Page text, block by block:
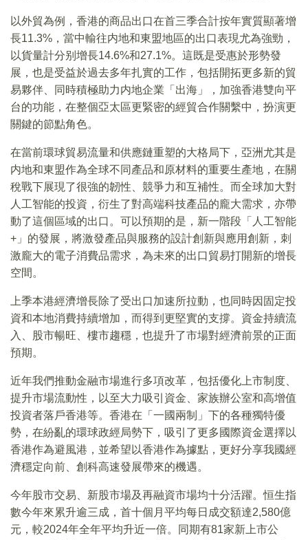
以外貿為例，香港的商品出口在首三季合計按年實質顯著增
長11.3%，當中輸往内地和東盟地區的出口表現尤為強勁，
以貨量計分别增長14.6%和27.1%。這既是受惠於形勢發
展，也是受益於過去多年扎實的工作，包括開拓更多新的貿
易夥伴、同時積極助力内地企業「出海」，加強香港雙向平
台的功能，在整個亞太區更緊密的經貿合作關繫中，扮演更
關鍵的節點角色。
在當前環球貿易流量和供應鏈重塑的大格局下，亞洲尤其是
内地和東盟作為全球不同產品和原材料的重要生產地，在關
稅戰下展現了很強的韌性、競爭力和互補性。而全球加大對
人工智能的投資，衍生了對高端科技產品的龐大需求，亦帶
動了這個區域的出口。可以預期的是，新一階段「人工智能
+」的發展，將激發產品與服務的設計創新與應用創新，刺
激龐大的電子消費品需求，為未來的出口貿易打開新的增長
空間。
上季本港經濟增長除了受出口加速所拉動，也同時因固定投
資和本地消費持續增加，而得到更堅實的支撐。資金持續流
入、股市暢旺、樓市趨穩，也提升了市場對經濟前景的正面
預期。
近年我們推動金融市場進行多項改革，包括優化上市制度、
提升市場流動性，以至大力吸引資金、家族辦公室和高增值
投資者落戶香港等。香港在「一國兩制」下的各種獨特優
勢，在紛亂的環球政經局勢下，吸引了更多國際資金選擇以
香港作為避風港，並希望以香港作為據點，更好分享我國經
濟穩定向前、創科高速發展帶來的機遇。
今年股市交易、新股市場及再融資市場均十分活躍。恒生指
數今年來累升逾三成，首十個月平均每日成交額達2,580億
元，較2024年全年平均升近一倍。同期有81家新上市公